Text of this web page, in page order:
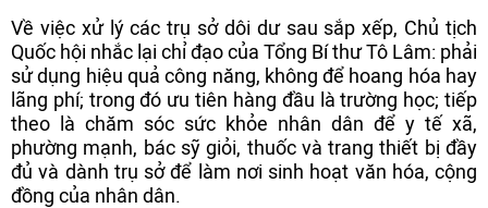
Về việc xử lý các trụ sở dôi dư sau sắp xếp, Chủ tịch
Quốc hội nhắc lại chỉ đạo của Tổng Bí thư Tô Lâm: phải
sử dụng hiệu quả công năng, không để hoang hóa hay
lãng phí; trong đó ưu tiên hàng đầu là trường học; tiếp
theo là chăm sóc sức khỏe nhân dân để y tế xã,
phường mạnh, bác sỹ giỏi, thuốc và trang thiết bị đầy
đủ và dành trụ sở để làm nơi sinh hoạt văn hóa, cộng
đồng của nhân dân.